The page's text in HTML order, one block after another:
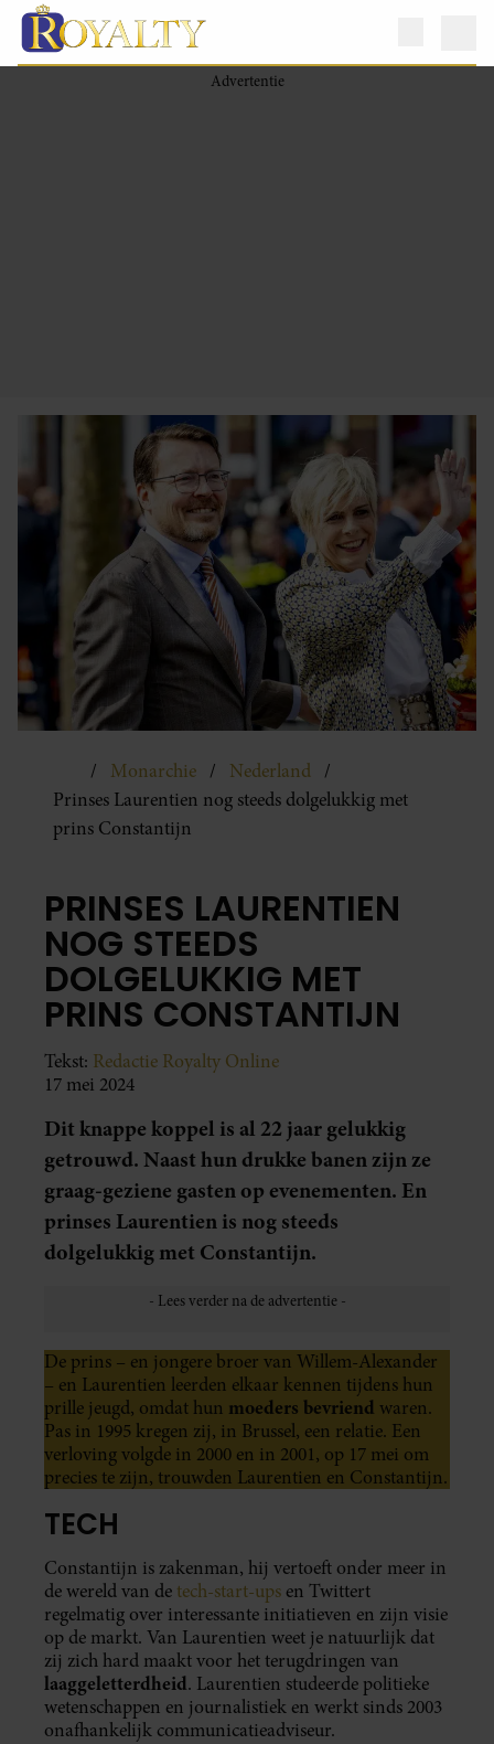
Monarchie
Nederland
Prinses Laurentien nog steeds dolgelukkig met
prins Constantijn
PRINSES LAURENTIEN
NOG STEEDS
DOLGELUKKIG MET
PRINS CONSTANTIJN
Tekst: Redactie Royalty Online
17 mei 2024
Dit knappe koppel is al 22 jaar gelukkig
getrouwd. Naast hun drukke banen zijn ze
graag-geziene gasten op evenementen. En
prinses Laurentien is nog steeds
dolgelukkig met Constantijn.
De prins – en jongere broer van Willem-Alexander
– en Laurentien leerden elkaar kennen tijdens hun
prille jeugd, omdat hun moeders bevriend waren.
Pas in 1995 kregen zij, in Brussel, een relatie. Een
verloving volgde in 2000 en in 2001, op 17 mei om
precies te zijn, trouwden Laurentien en Constantijn.
TECH
Constantijn is zakenman, hij vertoeft onder meer in
de wereld van de tech-start-ups en Twittert
regelmatig over interessante initiatieven en zijn visie
op de markt. Van Laurentien weet je natuurlijk dat
zij zich hard maakt voor het terugdringen van
laaggeletterdheid. Laurentien studeerde politieke
wetenschappen en journalistiek en werkt sinds 2003
onafhankelijk communicatieadviseur.